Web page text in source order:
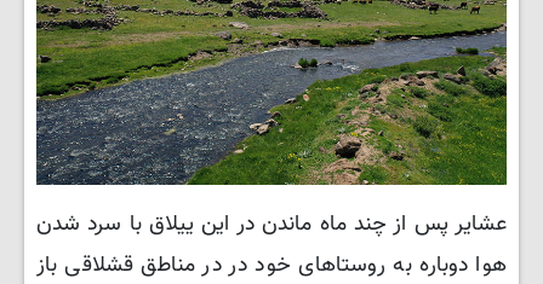
عشایر پس از چند ماه ماندن در این ییلاق با سرد شدن
هوا دوباره به روستاهای خود در در مناطق قشلاقی باز